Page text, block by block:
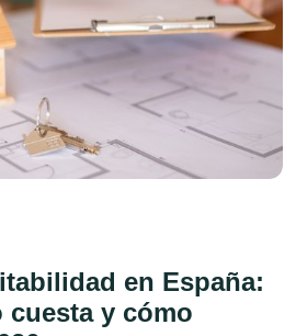
en España:
cuesta y cómo